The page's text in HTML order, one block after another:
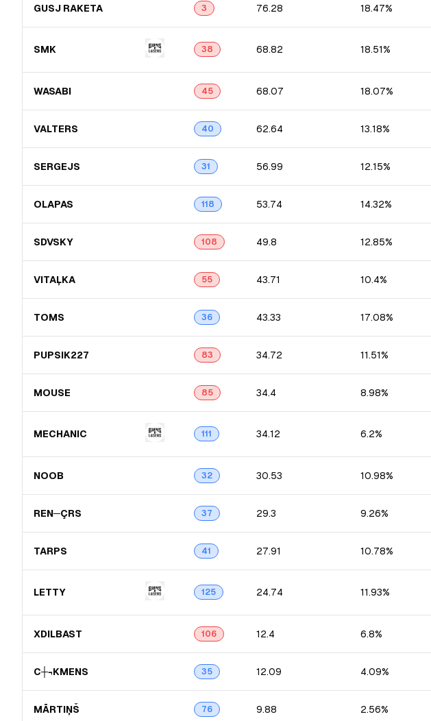
GUSJ RAKETA 3 76.28 18.47%
SMK 38 68.82 18.51%
WASABI 45 68.07 18.07%
VALTERS 40 62.64 13.18%
SERGEJS 31 56.99 12.15%
OLAPAS 118 53.74 14.32%
SDVSKY 108 49.8 12.85%
VITAĻKA 55 43.71 10.4%
TOMS 36 43.33 17.08%
PUPSIK227 83 34.72 11.51%
MOUSE 85 34.4 8.98%
MECHANIC 111 34.12 6.2%
NOOB 32 30.53 10.98%
REN─ÇRS 37 29.3 9.26%
TARPS 41 27.91 10.78%
LETTY 125 24.74 11.93%
XDILBAST 106 12.4 6.8%
C┼¬KMENS 35 12.09 4.09%
MĀRTIŅŠ 76 9.88 2.56%